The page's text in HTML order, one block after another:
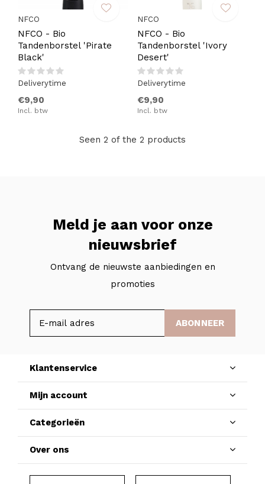
NFCO
NFCO - Bio
Tandenborstel 'Pirate
Black'
Deliverytime
€9,90
Incl. btw
NFCO
NFCO - Bio
Tandenborstel 'Ivory
Desert'
Deliverytime
€9,90
Incl. btw
Seen 2 of the 2 products
Meld je aan voor onze
nieuwsbrief
Ontvang de nieuwste aanbiedingen en
promoties
ABONNEER
Klantenservice
Mijn account
Categorieën
Over ons